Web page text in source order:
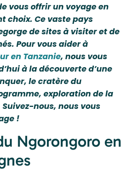
vous offrir un voyage en
choix. Ce vaste pays
de sites à visiter et de
Pour vous aider à
en Tanzanie, nous vous
à la découverte d’une
le cratère du
exploration de la
nous, nous vous
!
Ngorongoro en